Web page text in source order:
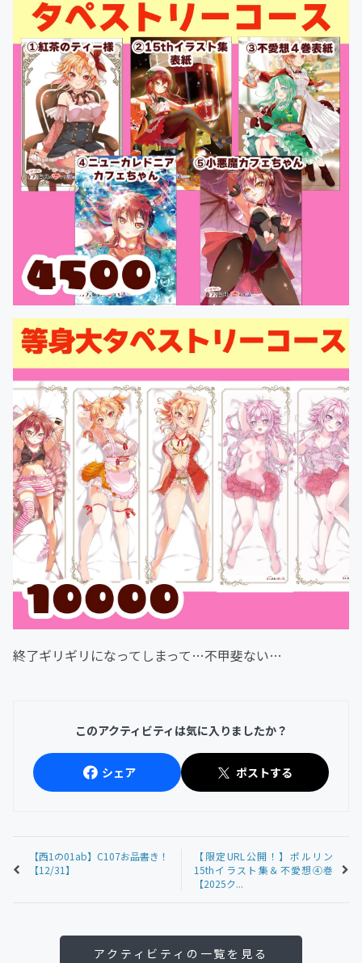
終了ギリギリになってしまって…不甲斐ない…
このアクティビティは気に入りましたか？
シェア ポストする
【西1の01ab】C107お品書き！
【12/31】
【限定URL公開！】ポルリン
15thイラスト集＆不愛想④巻
【2025ク...
アクティビティの一覧を見る